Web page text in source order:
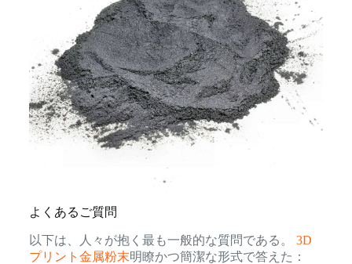
よくあるご質問
以下は、人々が抱く最も一般的な質問である。 3D
プリント金属粉末明瞭かつ簡潔な形式で答えた：